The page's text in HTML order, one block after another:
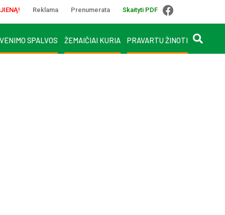
Reklama Prenumerata Skaityti PDF
SPALVOS ŽEMAIČIAI KURIA PRAVARTU ŽINOTI